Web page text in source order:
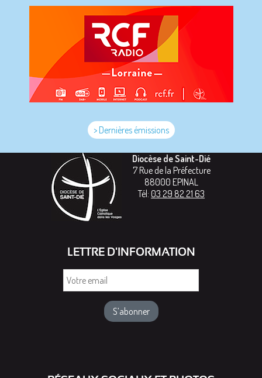
> Dernières émissions
Diocèse de Saint-Dié
7 Rue de la Préfecture
88000 EPINAL
Tél: 03 29 82 21 63
LETTRE D'INFORMATION